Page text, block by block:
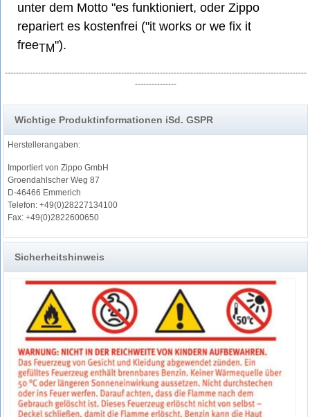
unter dem Motto "es funktioniert, oder Zippo
repariert es kostenfrei ("it works or we fix it
freeTM").
-------------------------------------------------------------------------------------------------------------
---------------
Wichtige Produktinformationen iSd. GSPR
Herstellerangaben:
Importiert von Zippo GmbH
Groendahlscher Weg 87
D-46466 Emmerich
Telefon: +49(0)28227134100
Fax: +49(0)2822600650
Sicherheitshinweis